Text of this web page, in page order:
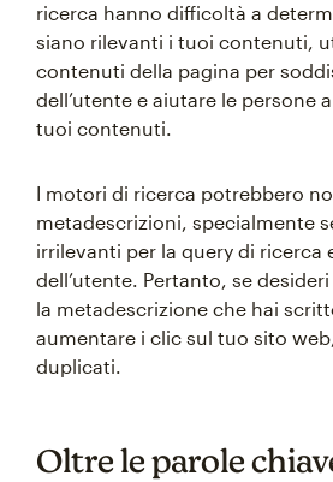
ricerca hanno difficoltà a
siano rilevanti i tuoi contenuti,
contenuti della pagina per
dell’utente e aiutare le persone
tuoi contenuti.
I motori di ricerca potrebbero
metadescrizioni, specialmente
irrilevanti per la query di ricerca
dell’utente. Pertanto, se
la metadescrizione che hai
aumentare i clic sul tuo sito
duplicati.
Oltre le parole